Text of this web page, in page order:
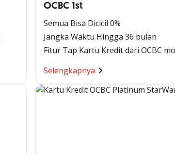
OCBC 1st
Semua Bisa Dicicil 0%
Jangka Waktu Hingga 36 bulan
Fitur Tap Kartu Kredit dari OCBC
Selengkapnya